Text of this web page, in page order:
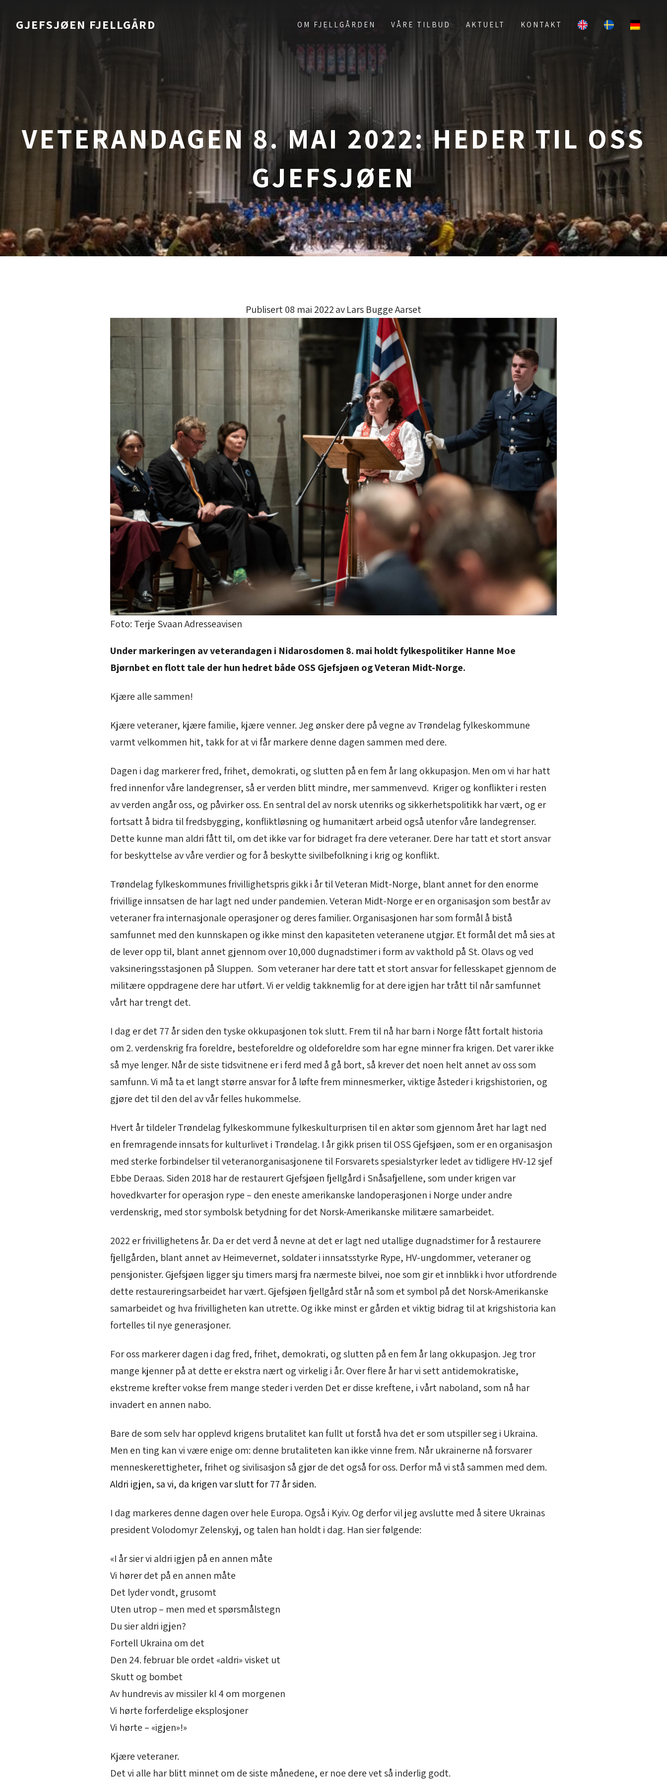
GJEFSJØEN FJELLGÅRD OM FJELLGÅRDEN VÅRE TILBUD AKTUELT KONTAKT
VETERANDAGEN 8. MAI 2022: HEDER TIL OSS
GJEFSJØEN
Publisert 08 mai 2022avLars Bugge Aarset
Foto: Terje Svaan Adresseavisen
Under markeringen av veterandagen i Nidarosdomen 8. mai holdt fylkespolitiker Hanne Moe
Bjørnbet en flott tale der hun hedret både OSS Gjefsjøen og Veteran Midt-Norge.
Kjære alle sammen!
Kjære veteraner, kjære familie, kjære venner. Jeg ønsker dere på vegne av Trøndelag fylkeskommune
varmt velkommen hit, takk for at vi får markere denne dagen sammen med dere.
Dagen i dag markerer fred, frihet, demokrati, og slutten på en fem år lang okkupasjon. Men om vi har hatt
fred innenfor våre landegrenser, så er verden blitt mindre, mer sammenvevd. Kriger og konflikter i resten
av verden angår oss, og påvirker oss. En sentral del av norsk utenriks og sikkerhetspolitikk har vært, og er
fortsatt å bidra til fredsbygging, konfliktløsning og humanitært arbeid også utenfor våre landegrenser.
Dette kunne man aldri fått til, om det ikke var for bidraget fra dere veteraner. Dere har tatt et stort ansvar
for beskyttelse av våre verdier og for å beskytte sivilbefolkning i krig og konflikt.
Trøndelag fylkeskommunes frivillighetspris gikk i år til Veteran Midt-Norge, blant annet for den enorme
frivillige innsatsen de har lagt ned under pandemien. Veteran Midt-Norge er en organisasjon som består av
veteraner fra internasjonale operasjoner og deres familier. Organisasjonen har som formål å bistå
samfunnet med den kunnskapen og ikke minst den kapasiteten veteranene utgjør. Et formål det må sies at
de lever opp til, blant annet gjennom over 10,000 dugnadstimer i form av vakthold på St. Olavs og ved
vaksineringsstasjonen på Sluppen. Som veteraner har dere tatt et stort ansvar for fellesskapet gjennom de
militære oppdragene dere har utført. Vi er veldig takknemlig for at dere igjen har trått til når samfunnet
vårt har trengt det.
I dag er det 77 år siden den tyske okkupasjonen tok slutt. Frem til nå har barn i Norge fått fortalt historia
om 2. verdenskrig fra foreldre, besteforeldre og oldeforeldre som har egne minner fra krigen. Det varer ikke
så mye lenger. Når de siste tidsvitnene er i ferd med å gå bort, så krever det noen helt annet av oss som
samfunn. Vi må ta et langt større ansvar for å løfte frem minnesmerker, viktige åsteder i krigshistorien, og
gjøre det til den del av vår felles hukommelse.
Hvert år tildeler Trøndelag fylkeskommune fylkeskulturprisen til en aktør som gjennom året har lagt ned
en fremragende innsats for kulturlivet i Trøndelag. I år gikk prisen til OSS Gjefsjøen, som er en organisasjon
med sterke forbindelser til veteranorganisasjonene til Forsvarets spesialstyrker ledet av tidligere HV-12 sjef
Ebbe Deraas. Siden 2018 har de restaurert Gjefsjøen fjellgård i Snåsafjellene, som under krigen var
hovedkvarter for operasjon rype – den eneste amerikanske landoperasjonen i Norge under andre
verdenskrig, med stor symbolsk betydning for det Norsk-Amerikanske militære samarbeidet.
2022 er frivillighetens år. Da er det verd å nevne at det er lagt ned utallige dugnadstimer for å restaurere
fjellgården, blant annet av Heimevernet, soldater i innsatsstyrke Rype, HV-ungdommer, veteraner og
pensjonister. Gjefsjøen ligger sju timers marsj fra nærmeste bilvei, noe som gir et innblikk i hvor utfordrende
dette restaureringsarbeidet har vært. Gjefsjøen fjellgård står nå som et symbol på det Norsk-Amerikanske
samarbeidet og hva frivilligheten kan utrette. Og ikke minst er gården et viktig bidrag til at krigshistoria kan
fortelles til nye generasjoner.
For oss markerer dagen i dag fred, frihet, demokrati, og slutten på en fem år lang okkupasjon. Jeg tror
mange kjenner på at dette er ekstra nært og virkelig i år. Over flere år har vi sett antidemokratiske,
ekstreme krefter vokse frem mange steder i verden Det er disse kreftene, i vårt naboland, som nå har
invadert en annen nabo.
Bare de som selv har opplevd krigens brutalitet kan fullt ut forstå hva det er som utspiller seg i Ukraina.
Men en ting kan vi være enige om: denne brutaliteten kan ikke vinne frem. Når ukrainerne nå forsvarer
menneskerettigheter, frihet og sivilisasjon så gjør de det også for oss. Derfor må vi stå sammen med dem.
Aldri igjen, sa vi, da krigen var slutt for 77 år siden.
I dag markeres denne dagen over hele Europa. Også i Kyiv. Og derfor vil jeg avslutte med å sitere Ukrainas
president Volodomyr Zelenskyj, og talen han holdt i dag. Han sier følgende:
«I år sier vi aldri igjen på en annen måte
Vi hører det på en annen måte
Det lyder vondt, grusomt
Uten utrop – men med et spørsmålstegn
Du sier aldri igjen?
Fortell Ukraina om det
Den 24. februar ble ordet «aldri» visket ut
Skutt og bombet
Av hundrevis av missiler kl 4 om morgenen
Vi hørte forferdelige eksplosjoner
Vi hørte – «igjen»!»
Kjære veteraner.
Det vi alle har blitt minnet om de siste månedene, er noe dere vet så inderlig godt.